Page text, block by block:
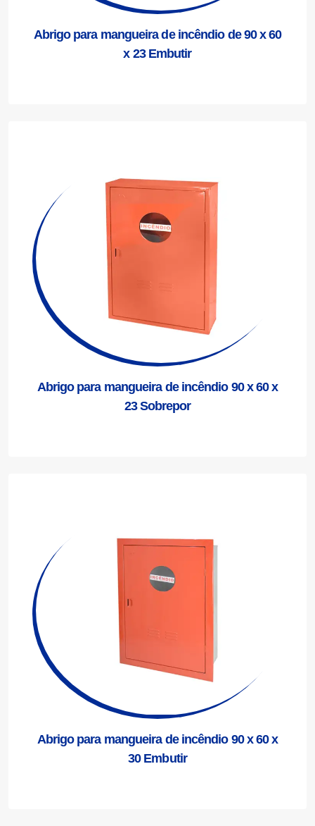
Abrigo para mangueira de incêndio de 90 x 60
x 23 Embutir
Abrigo para mangueira de incêndio 90 x 60 x
23 Sobrepor
Abrigo para mangueira de incêndio 90 x 60 x
30 Embutir